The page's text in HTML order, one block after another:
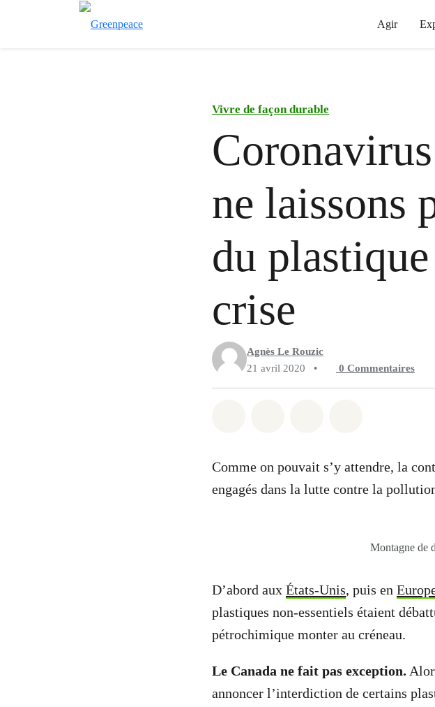
Agir
Vivre de façon durable
ne laissons
du
crise
Agnès Le Rouzic
21 avril 2020
• 0 Commentaires
Comme on pouvait s’y attendre, la
engagés dans la lutte contre la
Montagne de
D’abord aux États-Unis, puis en
plastiques non-essentiels étaient
pétrochimique monter au créneau.
Le Canada ne fait pas exception.
annoncer l’interdiction de certains